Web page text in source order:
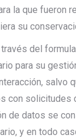
la que fueron
su
del
para su
salvo
con solicitudes
de datos se
y en todo